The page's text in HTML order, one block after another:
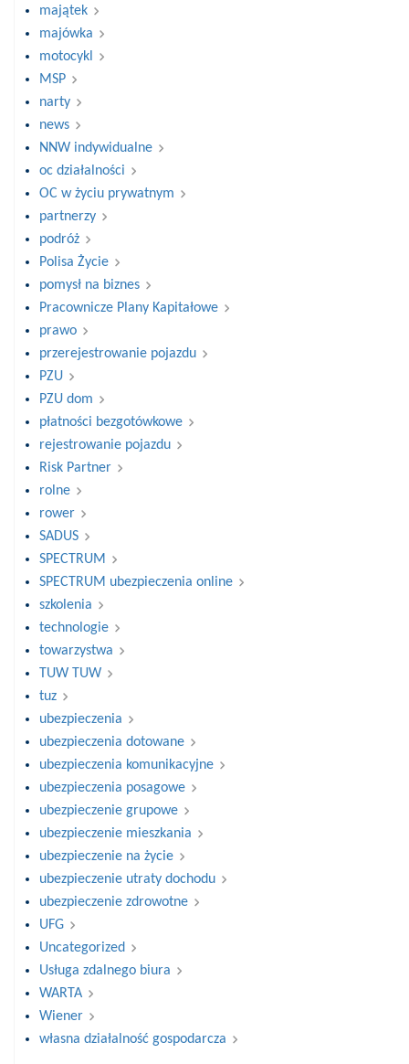
majątek
majówka
motocykl
MSP
narty
news
NNW indywidualne
oc działalności
OC w życiu prywatnym
partnerzy
podróż
Polisa Życie
pomysł na biznes
Pracownicze Plany Kapitałowe
prawo
przerejestrowanie pojazdu
PZU
PZU dom
płatności bezgotówkowe
rejestrowanie pojazdu
Risk Partner
rolne
rower
SADUS
SPECTRUM
SPECTRUM ubezpieczenia online
szkolenia
technologie
towarzystwa
TUW TUW
tuz
ubezpieczenia
ubezpieczenia dotowane
ubezpieczenia komunikacyjne
ubezpieczenia posagowe
ubezpieczenie grupowe
ubezpieczenie mieszkania
ubezpieczenie na życie
ubezpieczenie utraty dochodu
ubezpieczenie zdrowotne
UFG
Uncategorized
Usługa zdalnego biura
WARTA
Wiener
własna działalność gospodarcza